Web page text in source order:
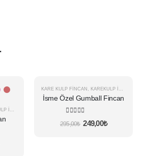
-16%
KARE KULP FINCAN , KAREKULP İSIMLI
İsme Özel Gumball Fincan
5 üzerinden
295,00₺ Orijinal
249,00₺Şu